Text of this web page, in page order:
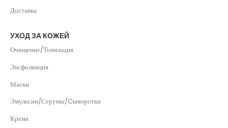
Доставка
УХОД ЗА КОЖЕЙ
Очищение/Тонизация
Эксфолиация
Маски
Эмульсии/Серумы/Cыворотки
Крема